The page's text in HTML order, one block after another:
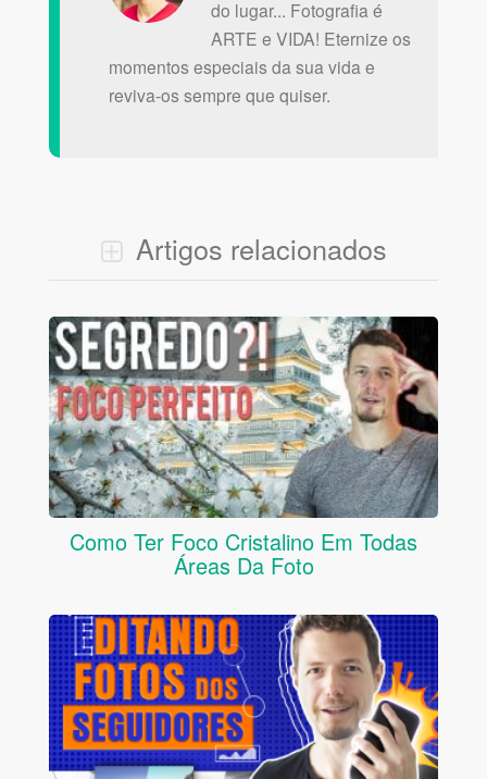
do lugar... Fotografia é
ARTE e VIDA! Eternize os
momentos especiais da sua vida e
reviva-os sempre que quiser.
Artigos relacionados
Como Ter Foco Cristalino Em Todas
Áreas Da Foto